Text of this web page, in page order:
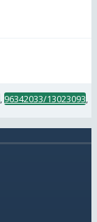
96342033/13023093